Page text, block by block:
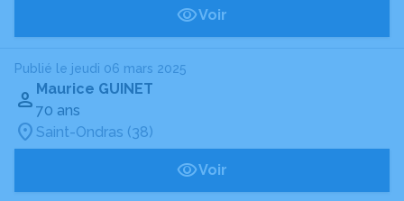
Voir
Publié le jeudi 06 mars 2025
Maurice GUINET
70 ans
Saint-Ondras (38)
Voir